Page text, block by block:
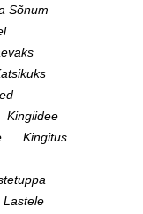
Sõnum
Kingiidee
Kingitus
Lastele